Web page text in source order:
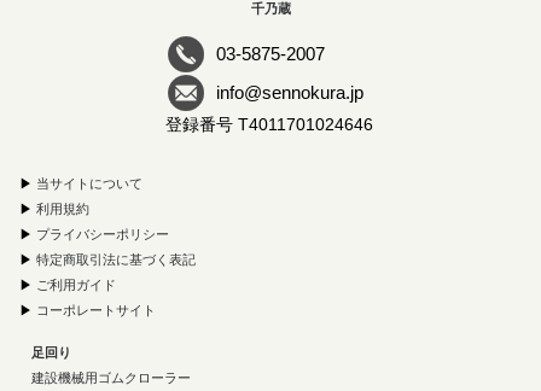
千乃蔵
03-5875-2007
info@sennokura.jp
登録番号 T4011701024646
▶ 当サイトについて
▶ 利用規約
▶ プライバシーポリシー
▶ 特定商取引法に基づく表記
▶ ご利用ガイド
▶ コーポレートサイト
足回り
建設機械用ゴムクローラー